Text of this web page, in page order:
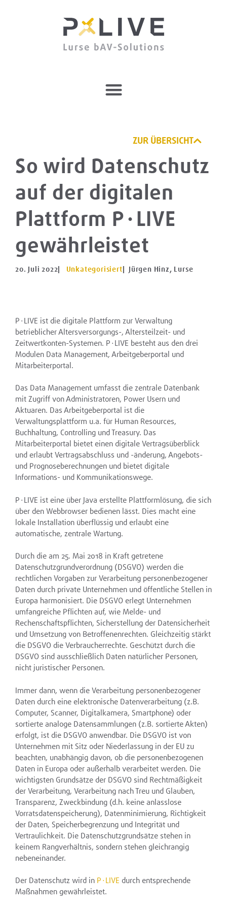
ZUR ÜBERSICHT
So wird Datenschutz
auf der digitalen
Plattform P∙LIVE
gewährleistet
20. Juli 2022| Unkategorisiert| Jürgen Hinz, Lurse
P∙LIVE ist die digitale Plattform zur Verwaltung
betrieblicher Altersversorgungs-, Altersteilzeit- und
Zeitwertkonten-Systemen. P∙LIVE besteht aus den drei
Modulen Data Management, Arbeitgeberportal und
Mitarbeiterportal.
Das Data Management umfasst die zentrale Datenbank
mit Zugriff von Administratoren, Power Usern und
Aktuaren. Das Arbeitgeberportal ist die
Verwaltungsplattform u.a. für Human Resources,
Buchhaltung, Controlling und Treasury. Das
Mitarbeiterportal bietet einen digitale Vertragsüberblick
und erlaubt Vertragsabschluss und -änderung, Angebots-
und Prognoseberechnungen und bietet digitale
Informations- und Kommunikationswege.
P∙LIVE ist eine über Java erstellte Plattformlösung, die sich
über den Webbrowser bedienen lässt. Dies macht eine
lokale Installation überflüssig und erlaubt eine
automatische, zentrale Wartung.
Durch die am 25. Mai 2018 in Kraft getretene
Datenschutzgrundverordnung (DSGVO) werden die
rechtlichen Vorgaben zur Verarbeitung personenbezogener
Daten durch private Unternehmen und öffentliche Stellen in
Europa harmonisiert. Die DSGVO erlegt Unternehmen
umfangreiche Pflichten auf, wie Melde- und
Rechenschaftspflichten, Sicherstellung der Datensicherheit
und Umsetzung von Betroffenenrechten. Gleichzeitig stärkt
die DSGVO die Verbraucherrechte. Geschützt durch die
DSGVO sind ausschließlich Daten natürlicher Personen,
nicht juristischer Personen.
Immer dann, wenn die Verarbeitung personenbezogener
Daten durch eine elektronische Datenverarbeitung (z.B.
Computer, Scanner, Digitalkamera, Smartphone) oder
sortierte analoge Datensammlungen (z.B. sortierte Akten)
erfolgt, ist die DSGVO anwendbar. Die DSGVO ist von
Unternehmen mit Sitz oder Niederlassung in der EU zu
beachten, unabhängig davon, ob die personenbezogenen
Daten in Europa oder außerhalb verarbeitet werden. Die
wichtigsten Grundsätze der DSGVO sind Rechtmäßigkeit
der Verarbeitung, Verarbeitung nach Treu und Glauben,
Transparenz, Zweckbindung (d.h. keine anlasslose
Vorratsdatenspeicherung), Datenminimierung, Richtigkeit
der Daten, Speicherbegrenzung und Integrität und
Vertraulichkeit. Die Datenschutzgrundsätze stehen in
keinem Rangverhältnis, sondern stehen gleichrangig
nebeneinander.
Der Datenschutz wird in P∙LIVE durch entsprechende
Maßnahmen gewährleistet.